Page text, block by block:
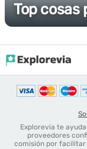
Top cosas
Explorevia te
proveedores
comisión por facilitar